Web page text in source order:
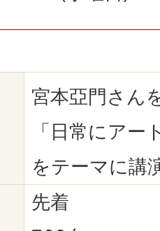
宮本亞門さん
「日常にア
をテーマに講
先着